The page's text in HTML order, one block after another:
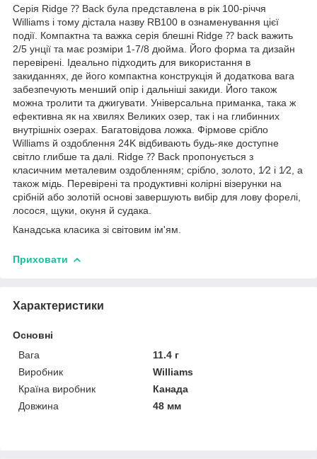
Серія Ridge ⁇ Back була представлена в рік 100-річчя
Williams і тому дістала назву RB100 в ознаменування цієї
події. Компактна та важка серія блешні Ridge ⁇ back важить
2/5 унції та має розміри 1-7/8 дюйма. Його форма та дизайн
перевірені. Ідеально підходить для використання в
закиданнях, де його компактна конструкція й додаткова вага
забезпечують менший опір і дальніші закиди. Його також
можна тролити та джигувати. Універсальна приманка, така ж
ефективна як на хвилях Великих озер, так і на глибинних
внутрішніх озерах. Багатовідова ложка. Фірмове срібло
Williams й оздоблення 24K відбивають будь-яке доступне
світло глибше та далі. Ridge ⁇ Back пропонується з
класичним металевим оздобленням; срібло, золото, 1⁄2 і 1⁄2, а
також мідь. Перевірені та продуктивні колірні візерунки на
срібній або золотій основі завершують вибір для лову форелі,
лосося, щуки, окуня й судака.
Канадська класика зі світовим ім'ям.
Приховати
Характеристики
Основні
Вага
11.4 г
Виробник
Williams
Країна виробник
Канада
Довжина
48 мм